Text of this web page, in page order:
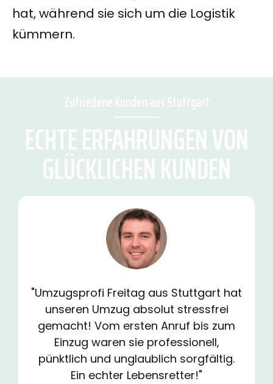
hat, während sie sich um die Logistik
kümmern.
Zufriedene Kunden aus Stuttgart
ECHTE ERFAHRUNGEN VON
GLÜCKLICHEN KUNDEN
"Umzugsprofi Freitag aus Stuttgart hat
unseren Umzug absolut stressfrei
gemacht! Vom ersten Anruf bis zum
Einzug waren sie professionell,
pünktlich und unglaublich sorgfältig.
Ein echter Lebensretter!"